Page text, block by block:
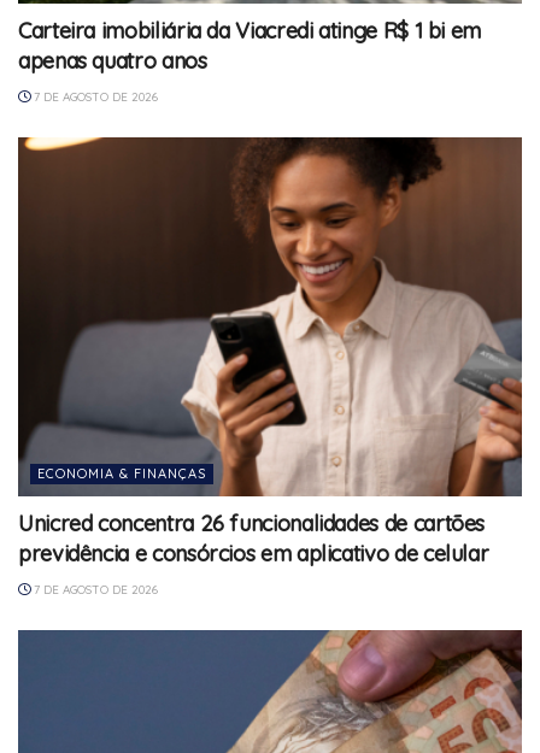
Carteira imobiliária da Viacredi atinge R$ 1 bi em
apenas quatro anos
7 DE AGOSTO DE 2026
ECONOMIA & FINANÇAS
Unicred concentra 26 funcionalidades de cartões
previdência e consórcios em aplicativo de celular
7 DE AGOSTO DE 2026